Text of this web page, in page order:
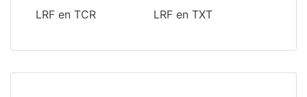
LRF en TCR
LRF en TXT